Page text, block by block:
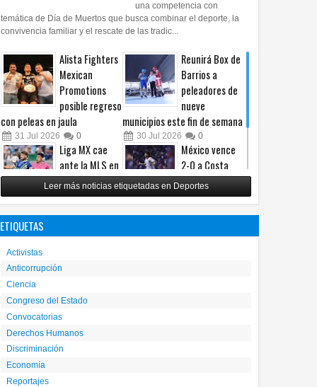
una competencia con
temática de Día de Muertos que busca combinar el deporte, la
convivencia familiar y el rescate de las tradic...
Alista Fighters
Mexican
Promotions
posible regreso
con peleas en jaula
31 Jul 2026 0
Reunirá Box de
Barrios a
peleadores de
nueve
municipios este fin de semana
30 Jul 2026 0
Liga MX cae
ante la MLS en
un intenso
Juego de
Estrellas
29 Jul 2026
México vence
2-0 a Costa
Rica y avanza a
cuartos del
Premundial Sub-20
Leer más noticias etiquetadas en Deportes
ETIQUETAS
Activistas
Anticorrupción
Ciencia
Congreso del Estado
Convocatorias
Derechos Humanos
Discriminación
Economía
Reportajes